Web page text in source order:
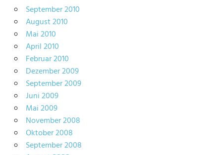
September 2010
August 2010
Mai 2010
April 2010
Februar 2010
Dezember 2009
September 2009
Juni 2009
Mai 2009
November 2008
Oktober 2008
September 2008